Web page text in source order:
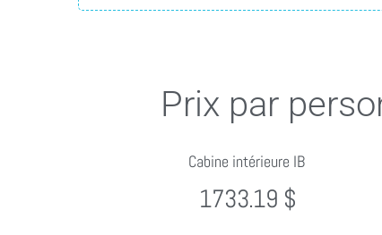
Prix par
Cabine intérieure IB
1733.19 $